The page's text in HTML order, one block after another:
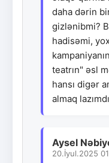
daha dərin
gizlənibmi?
hadisəmi,
teatrın" əsl
hansı digər
almaq
Aysel
20.İyul.2025